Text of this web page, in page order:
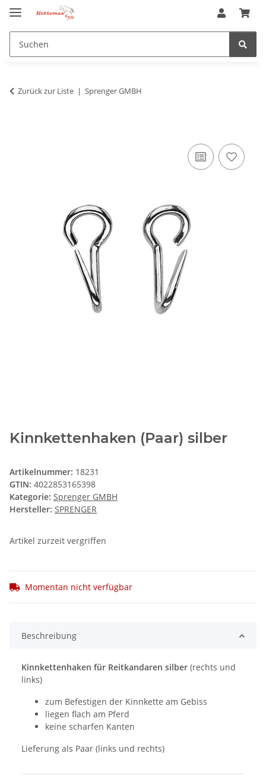
Zurück zur Liste Sprenger GMBH
Kinnkettenhaken (Paar) silber
Artikelnummer: 18231
GTIN: 4022853165398
Kategorie: Sprenger GMBH
Hersteller: SPRENGER
Artikel zurzeit vergriffen
Momentan nicht verfügbar
Beschreibung
Kinnkettenhaken für Reitkandaren silber (rechts und
links)
zum Befestigen der Kinnkette am Gebiss
liegen flach am Pferd
keine scharfen Kanten
Lieferung als Paar (links und rechts)